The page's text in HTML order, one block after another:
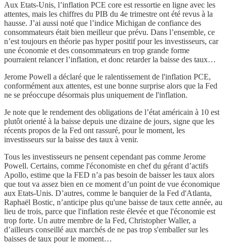
Aux Etats-Unis, l’inflation PCE core est ressortie en ligne avec les
attentes, mais les chiffres du PIB du 4e trimestre ont été revus à la
hausse. J’ai aussi noté que l’indice Michigan de confiance des
consommateurs était bien meilleur que prévu. Dans l’ensemble, ce
n’est toujours en théorie pas hyper positif pour les investisseurs, car
une économie et des consommateurs en trop grande forme
pourraient relancer l’inflation, et donc retarder la baisse des taux…
Jerome Powell a déclaré que le ralentissement de l'inflation PCE,
conformément aux attentes, est une bonne surprise alors que la Fed
ne se préoccupe désormais plus uniquement de l'inflation.
Je note que le rendement des obligations de l’état américain à 10 est
plutôt orienté à la baisse depuis une dizaine de jours, signe que les
récents propos de la Fed ont rassuré, pour le moment, les
investisseurs sur la baisse des taux à venir.
Tous les investisseurs ne pensent cependant pas comme Jerome
Powell. Certains, comme l'économiste en chef du gérant d’actifs
Apollo, estime que la FED n’a pas besoin de baisser les taux alors
que tout va assez bien en ce moment d’un point de vue économique
aux Etats-Unis. D’autres, comme le banquier de la Fed d'Atlanta,
Raphaël Bostic, n’anticipe plus qu'une baisse de taux cette année, au
lieu de trois, parce que l'inflation reste élevée et que l'économie est
trop forte. Un autre membre de la Fed, Christopher Waller, a
d’ailleurs conseillé aux marchés de ne pas trop s'emballer sur les
baisses de taux pour le moment…